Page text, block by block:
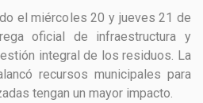
el miércoles 20 y jueves 21 de
oficial de infraestructura y
integral de los residuos. La
recursos municipales para
tengan un mayor impacto.